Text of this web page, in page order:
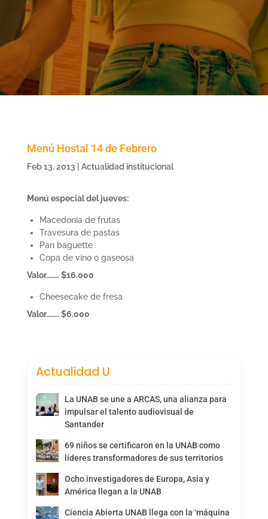
Menú Hostal 14 de Febrero
Feb 13, 2013 Actualidad institucional
Menú especial del jueves:
Macedonia de frutas
Travesura de pastas
Pan baguette
Copa de vino o gaseosa
Valor…….. $16.000
Cheesecake de fresa
Valor…….. $6.000
Actualidad U
La UNAB se une a ARCAS, una alianza para
impulsar el talento audiovisual de
Santander
69 niños se certificaron en la UNAB como
líderes transformadores de sus territorios
Ocho investigadores de Europa, Asia y
América llegan a la UNAB
Ciencia Abierta UNAB llega con la ‘máquina